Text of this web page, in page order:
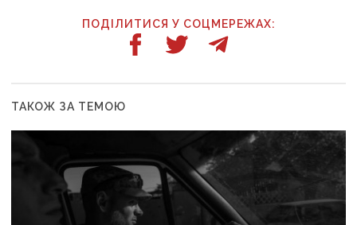
ПОДІЛИТИСЯ У СОЦМЕРЕЖАХ:
ТАКОЖ ЗА ТЕМОЮ